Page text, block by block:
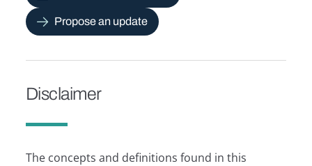
Propose an update
Disclaimer
The concepts and definitions found in this